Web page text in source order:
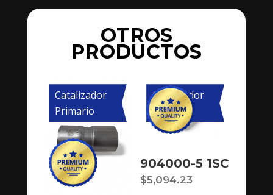
OTROS
PRODUCTOS
Catalizador
Primario
Catalizador
Primario
904000-5 1SC
$5,094.23